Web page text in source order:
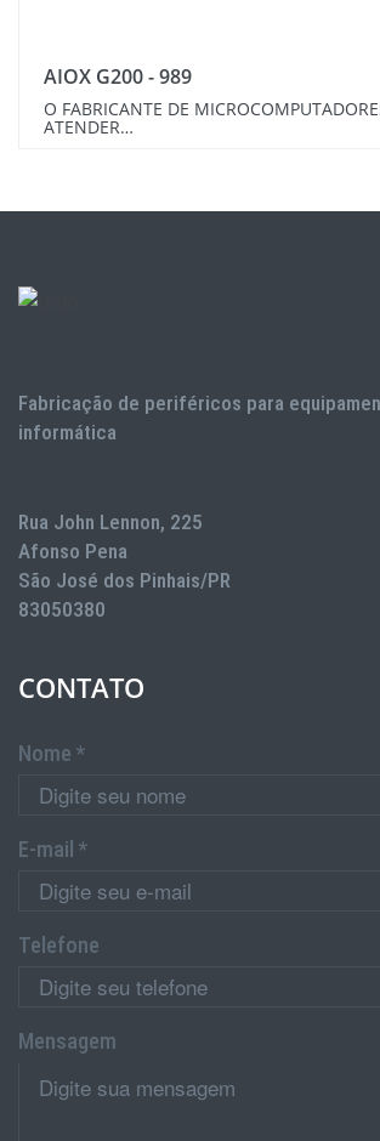
AIOX G200 - 989
O FABRICANTE DE
ATENDER…
Fabricação de periféricos para
informática
Rua John Lennon, 225
Afonso Pena
São José dos Pinhais/PR
83050380
CONTATO
Nome *
E-mail *
Telefone
Mensagem